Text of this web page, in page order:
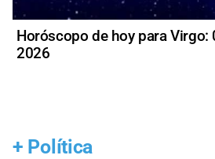
Horóscopo de hoy para Virgo:
2026
+ Política